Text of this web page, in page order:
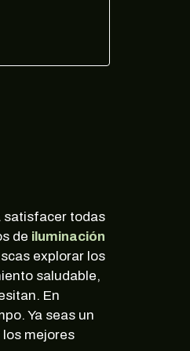
satisfacer todas
de iluminación
explorar los
saludable,
En
Ya seas un
mejores